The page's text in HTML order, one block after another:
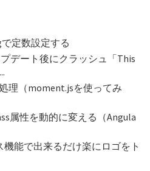
で定数設定する
デート後にクラッシュ「This
理（moment.jsを使ってみ
属性を動的に変える（Angula
能で出来るだけ楽にロゴをト